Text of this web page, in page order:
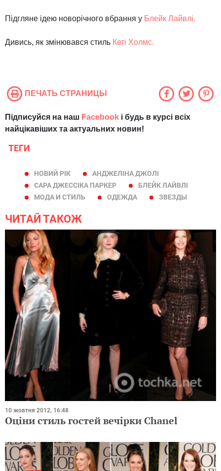
Підгляне ідею новорічного вбрання у Блейк Лайвлі.
Дивись, як змінювався стиль Кеті Холмс.
ПЕЧАТЬ СТРАНИЦЫ
Підписуйся на наш Facebook і будь в курсі всіх
найцікавіших та актуальних новин!
ТЕГИ
НОВИЙ РІК
АНДЖЕЛІНА ДЖОЛІ
САРА ДЖЕССІКА ПАРКЕР
БЛЕЙК ЛАЙВЛІ
МОДА И СТИЛЬ
ОДЕЖДА ЗВЕЗДЫ
ЧИТАЙ ТАКОЖ
10 жовтня 2012, 16:48
Оціни стиль гостей вечірки Chanel